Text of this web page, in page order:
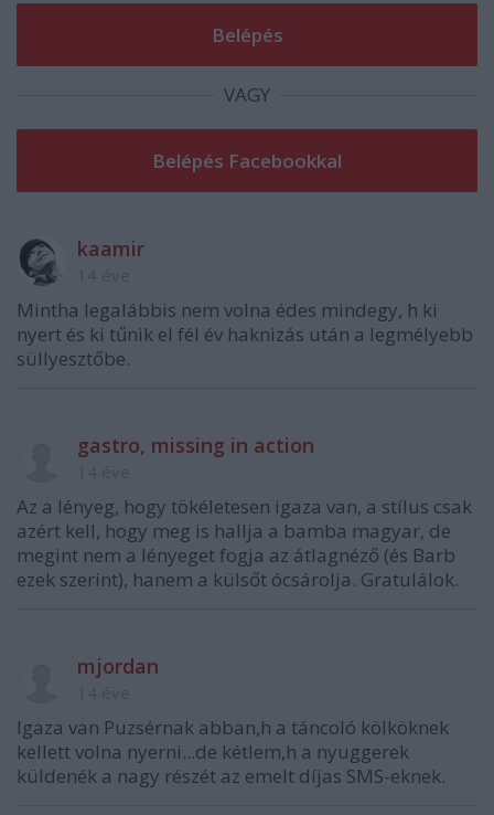
VAGY
kaamir
Mintha legalábbis nem volna édes mindegy, h ki
nyert és ki tűnik el fél év haknizás után a legmélyebb
süllyesztőbe.
gastro, missing in action
Az a lényeg, hogy tökéletesen igaza van, a stílus csak
azért kell, hogy meg is hallja a bamba magyar, de
megint nem a lényeget fogja az átlagnéző (és Barb
ezek szerint), hanem a külsőt ócsárolja. Gratulálok.
mjordan
Igaza van Puzsérnak abban,h a táncoló kölköknek
kellett volna nyerni...de kétlem,h a nyuggerek
küldenék a nagy részét az emelt díjas SMS-eknek.